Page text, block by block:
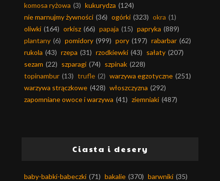
komosa ryżowa (3) kukurydza (124)
nie marnujmy żywności (36) ogórki (323) okra (1)
oliwki (164) orkisz (66) papaja (15) papryka (889)
plantany (6) pomidory (999) pory (197) rabarbar (62)
rukola (43) rzepa (31) rzodkiewki (43) sałaty (207)
sezam (22) szparagi (74) szpinak (228)
topinambur (13) trufle (2) warzywa egzotyczne (251)
warzywa strączkowe (428) włoszczyzna (292)
zapomniane owoce i warzywa (41) ziemniaki (487)
Ciasta i desery
baby-babki-babeczki (71) bakalie (370) barwniki (35)